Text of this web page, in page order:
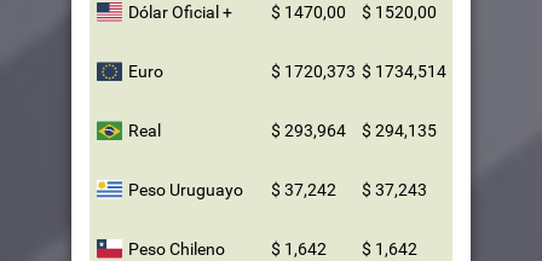
Dólar Oficial + $ 1470,00 $ 1520,00
Euro $ 1720,373 $ 1734,514
Real $ 293,964 $ 294,135
Peso Uruguayo $ 37,242 $ 37,243
Peso Chileno $ 1,642 $ 1,642